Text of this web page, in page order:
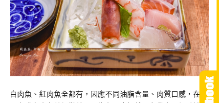
白肉魚、紅肉魚全都有，因應不同油脂含量、肉質口感，在呈